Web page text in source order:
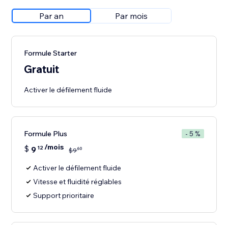
Par an Par mois
Formule Starter
Gratuit
Activer le défilement fluide
Formule Plus - 5 %
$ 9 12/mois $960
Activer le défilement fluide
Vitesse et fluidité réglables
Support prioritaire